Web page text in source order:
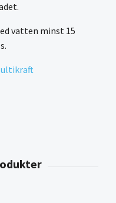
vatten minst 15